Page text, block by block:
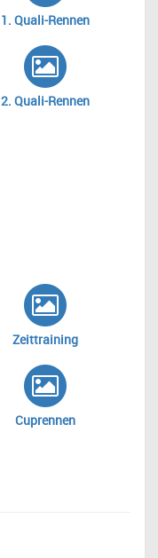
1. Quali-Rennen
2. Quali-Rennen
Zeittraining
Cuprennen